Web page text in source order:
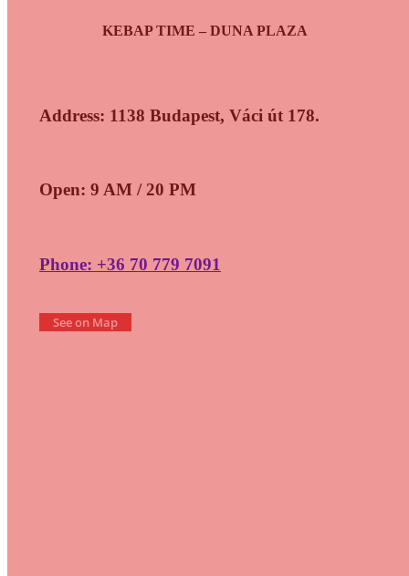
KEBAP TIME – DUNA PLAZA
Address: 1138 Budapest, Váci út 178.
Open: 9 AM / 20 PM
Phone: +36 70 779 7091
See on Map